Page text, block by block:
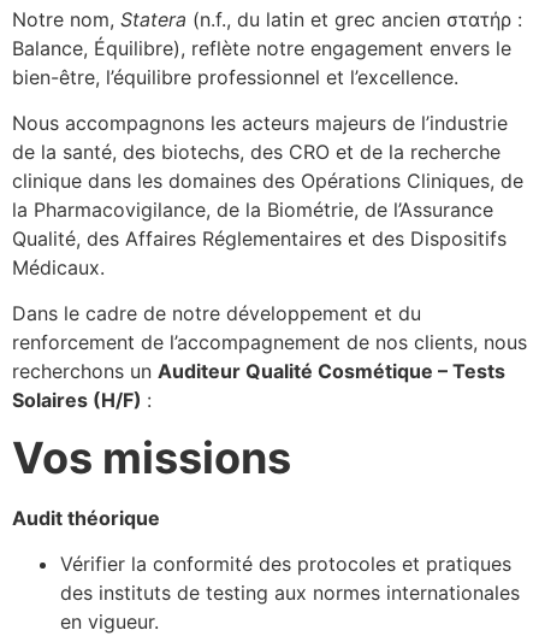
Notre nom, Statera (n.f., du latin et grec ancien στατήρ :
Balance, Équilibre), reflète notre engagement envers le
bien-être, l’équilibre professionnel et l’excellence.
Nous accompagnons les acteurs majeurs de l’industrie
de la santé, des biotechs, des CRO et de la recherche
clinique dans les domaines des Opérations Cliniques, de
la Pharmacovigilance, de la Biométrie, de l’Assurance
Qualité, des Affaires Réglementaires et des Dispositifs
Médicaux.
Dans le cadre de notre développement et du
renforcement de l’accompagnement de nos clients, nous
recherchons un Auditeur Qualité Cosmétique – Tests
Solaires (H/F) :
Vos missions
Audit théorique
Vérifier la conformité des protocoles et pratiques
des instituts de testing aux normes internationales
en vigueur.